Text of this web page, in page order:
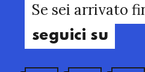
Se sei arrivato
seguici su